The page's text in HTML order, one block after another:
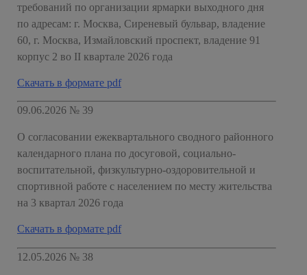
требований по организации ярмарки выходного дня
по адресам: г. Москва, Сиреневый бульвар, владение
60, г. Москва, Измайловский проспект, владение 91
корпус 2 во II квартале 2026 года
Скачать в формате pdf
09.06.2026 № 39
О согласовании ежеквартального сводного районного
календарного плана по досуговой, социально-
воспитательной, физкультурно-оздоровительной и
спортивной работе с населением по месту жительства
на 3 квартал 2026 года
Скачать в формате pdf
12.05.2026 № 38